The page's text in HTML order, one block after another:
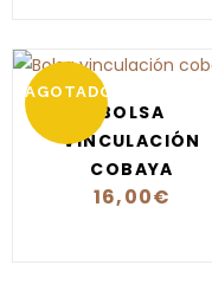
AGOTADO
BOLSA
VINCULACIÓN
COBAYA
16,00€